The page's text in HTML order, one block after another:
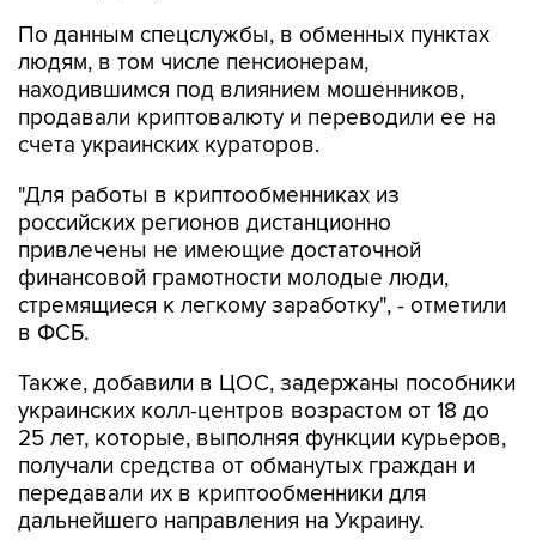
По данным спецслужбы, в обменных пунктах
людям, в том числе пенсионерам,
находившимся под влиянием мошенников,
продавали криптовалюту и переводили ее на
счета украинских кураторов.
"Для работы в криптообменниках из
российских регионов дистанционно
привлечены не имеющие достаточной
финансовой грамотности молодые люди,
стремящиеся к легкому заработку", - отметили
в ФСБ.
Также, добавили в ЦОС, задержаны пособники
украинских колл-центров возрастом от 18 до
25 лет, которые, выполняя функции курьеров,
получали средства от обманутых граждан и
передавали их в криптообменники для
дальнейшего направления на Украину.